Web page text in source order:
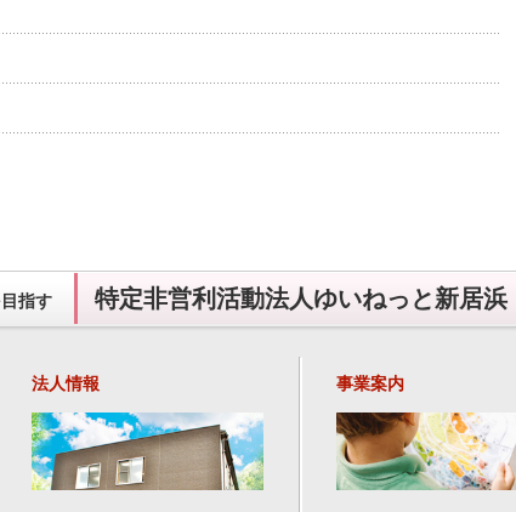
指す 特定非営利活動法人ゆいねっと新居浜
法人情報 事業案内